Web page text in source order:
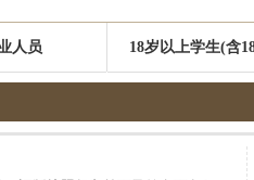
人员 18岁以上学生(含